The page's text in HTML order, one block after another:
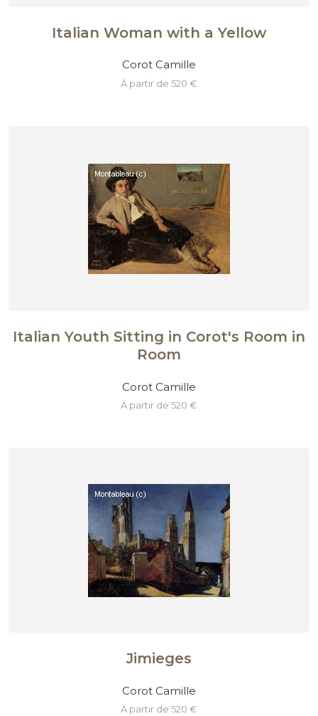
Italian Woman with a Yellow
Corot Camille
à partir de 520 €
Italian Youth Sitting in Corot's Room in
Room
Corot Camille
à partir de 520 €
Jimieges
Corot Camille
à partir de 520 €